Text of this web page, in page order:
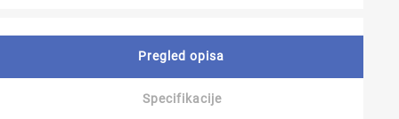
Pregled opisa
Specifikacije